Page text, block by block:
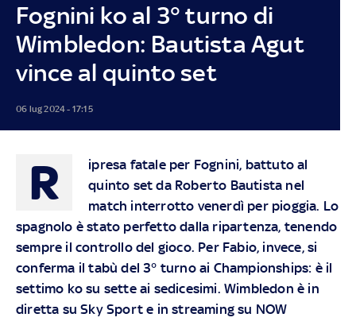
Fognini ko al 3° turno di
Wimbledon: Bautista Agut
vince al quinto set
06 lug 2024 - 17:15
R
ipresa fatale per Fognini, battuto al
quinto set da Roberto Bautista nel
match interrotto venerdì per pioggia. Lo
spagnolo è stato perfetto dalla ripartenza, tenendo
sempre il controllo del gioco. Per Fabio, invece, si
conferma il tabù del 3° turno ai Championships: è il
settimo ko su sette ai sedicesimi. Wimbledon è in
diretta suSky Sport e in streaming su NOW